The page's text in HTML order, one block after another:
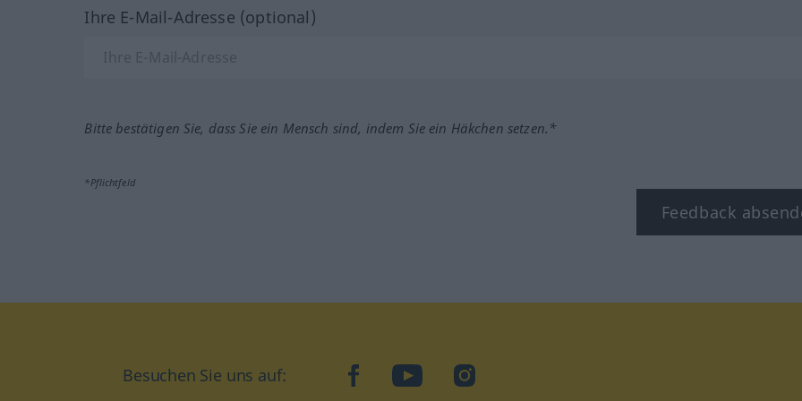
Ihre E-Mail-Adresse (optional)
Bitte bestätigen Sie, dass Sie ein Mensch sind, indem Sie ein Häkchen setzen.*
*Pflichtfeld
Feedback
Besuchen Sie uns auf: facebookYouTubeInstagram